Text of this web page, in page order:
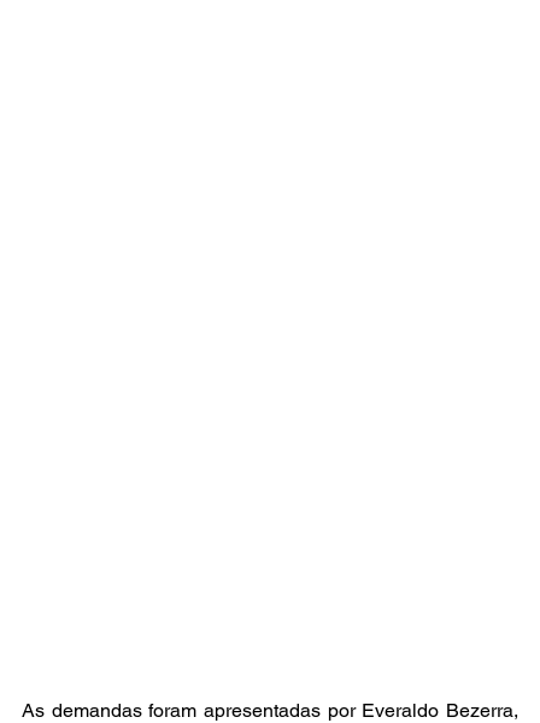
As demandas foram apresentadas por Everaldo Bezerra,